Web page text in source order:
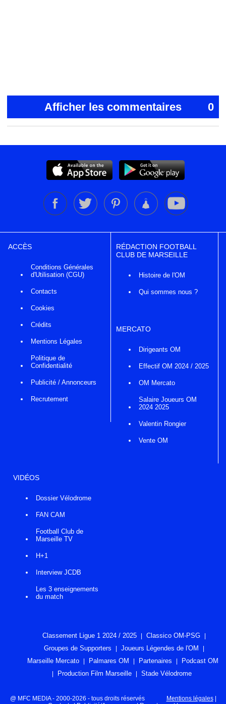
Afficher les commentaires 0
ACCÈS
Conditions Générales
d'Utilisation (CGU)
Contacts
Cookies
Crédits
Mentions Légales
Politique de
Confidentialité
Publicité / Annonceurs
Recrutement
RÉDACTION FOOTBALL
CLUB DE MARSEILLE
Histoire de l'OM
Qui sommes nous ?
MERCATO
Dirigeants OM
Effectif OM 2024 / 2025
OM Mercato
Salaire Joueurs OM
2024 2025
Valentin Rongier
Vente OM
VIDÉOS
Dossier Vélodrome
FAN CAM
Football Club de
Marseille TV
H+1
Interview JCDB
Les 3 enseignements
du match
Classement Ligue 1 2024 / 2025
Classico OM-PSG
Groupes de Supporters
Joueurs Légendes de l'OM
Marseille Mercato
Palmares OM Partenaires
Podcast OM
Production Film Marseille
Stade Vélodrome
@ MFC MEDIA - 2000-2026 - tous droits réservés Mentions légales|